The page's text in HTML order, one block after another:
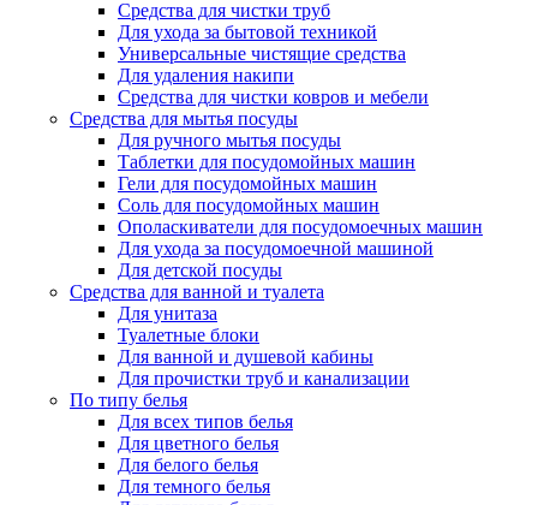
Средства для чистки труб
Для ухода за бытовой техникой
Универсальные чистящие средства
Для удаления накипи
Средства для чистки ковров и мебели
Средства для мытья посуды
Для ручного мытья посуды
Таблетки для посудомойных машин
Гели для посудомойных машин
Соль для посудомойных машин
Ополаскиватели для посудомоечных машин
Для ухода за посудомоечной машиной
Для детской посуды
Средства для ванной и туалета
Для унитаза
Туалетные блоки
Для ванной и душевой кабины
Для прочистки труб и канализации
По типу белья
Для всех типов белья
Для цветного белья
Для белого белья
Для темного белья